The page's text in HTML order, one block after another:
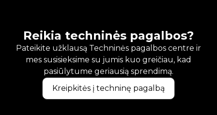
Reikia techninės pagalbos?
Pateikite užklausą Techninės pagalbos centre ir
mes susisieksime su jumis kuo greičiau, kad
pasiūlytume geriausią sprendimą.
Kreipkitės į techninę pagalbą